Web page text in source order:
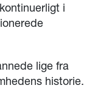
i
lige fra
historie.